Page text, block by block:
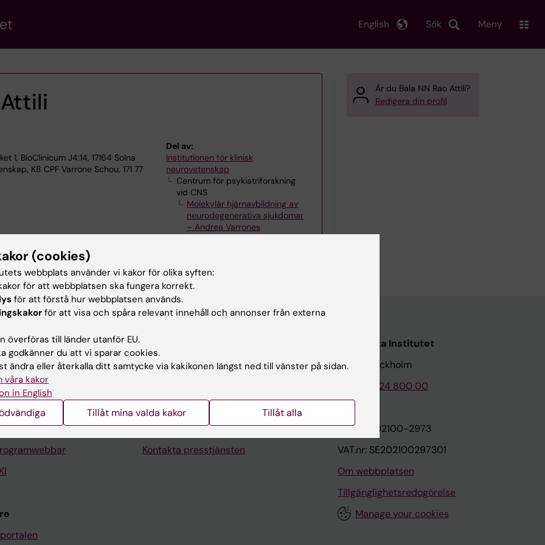
Sök
English Meny
Attili
1, BioClinicum J4:14, 17164 Solna
K8 CPF Varrone Schou, 171 77
Del av:
Institutionen för klinisk
neurovetenskap
Centrum för psykiatriforskning
vid CNS
Molekylär hjärnavbildning av
neurodegenerativa sjukdomar
– Andrea Varrones
Är du Bala NN Rao Attili?
Redigera din profil
Universitetsbiblioteket
Jobba på KI
Karolinska Institutet Innovation
Kontakta presstjänsten
Karolinska Institutet
171 77 Stockholm
Tel: 08-524 800 00
Org.nr: 202100-2973
VAT.nr: SE202100297301
Om webbplatsen
Tillgänglighetsredogörelse
Manage your cookies
(cookies)
webbplats använder vi kakor för olika syften:
för att webbplatsen ska fungera korrekt.
för att förstå hur webbplatsen används.
för att visa och spåra relevant innehåll och annonser från externa
överföras till länder utanför EU.
godkänner du att vi sparar cookies.
ändra eller återkalla ditt samtycke via kakikonen längst ned till vänster på sidan.
våra kakor
in English
Tillåt mina valda kakor Tillåt alla